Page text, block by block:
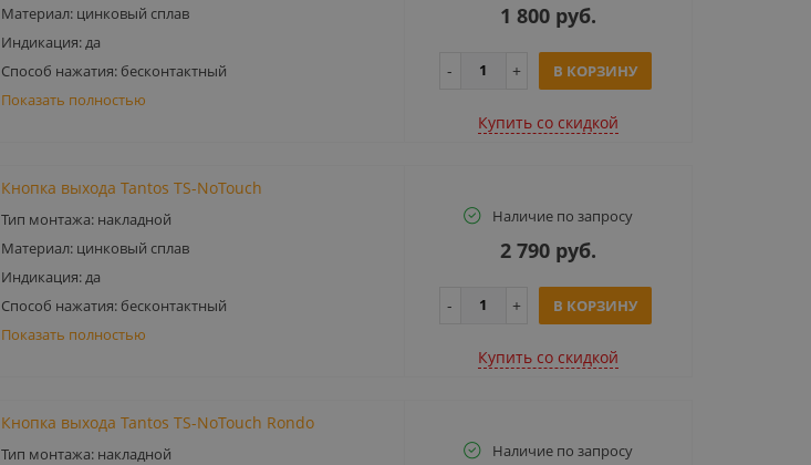
Материал: цинковый сплав
Индикация: да
Способ нажатия: бесконтактный
Показать полностью
1 800 руб.
В КОРЗИНУ
Купить cо скидкой
Кнопка выхода Tantos TS-NoTouch
Тип монтажа: накладной
Материал: цинковый сплав
Индикация: да
Способ нажатия: бесконтактный
Показать полностью
Наличие по запросу
2 790 руб.
В КОРЗИНУ
Купить cо скидкой
Кнопка выхода Tantos TS-NoTouch Rondo
Тип монтажа: накладной
Наличие по запросу